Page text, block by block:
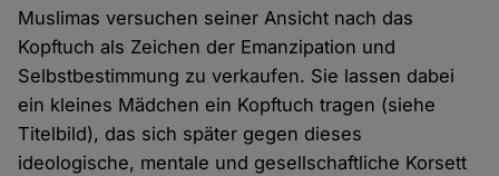
Muslimas versuchen seiner Ansicht nach das
Kopftuch als Zeichen der Emanzipation und
Selbstbestimmung zu verkaufen. Sie lassen dabei
ein kleines Mädchen ein Kopftuch tragen (siehe
Titelbild), das sich später gegen dieses
ideologische, mentale und gesellschaftliche Korsett